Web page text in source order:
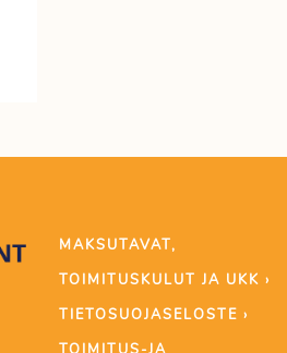
MAKSUTAVAT,
TOIMITUSKULUT JA UKK ›
TIETOSUOJASELOSTE ›